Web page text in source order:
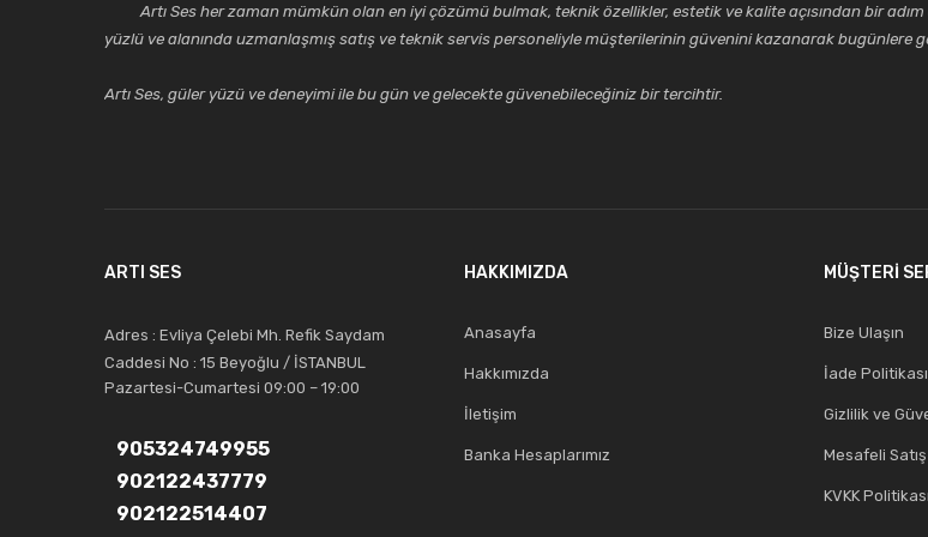
Artı Ses her zaman mümkün olan en iyi çözümü bulmak, teknik özellikler, estetik ve kalite açısından bir adım
yüzlü ve alanında uzmanlaşmış satış ve teknik servis personeliyle müşterilerinin güvenini kazanarak bugünlere
Artı Ses, güler yüzü ve deneyimi ile bu gün ve gelecekte güvenebileceğiniz bir tercihtir.
ARTI SES
Adres : Evliya Çelebi Mh. Refik Saydam
Caddesi No : 15 Beyoğlu / İSTANBUL
Pazartesi-Cumartesi 09:00 – 19:00
905324749955
902122437779
902122514407
HAKKIMIZDA
Anasayfa
Hakkımızda
İletişim
Banka Hesaplarımız
MÜŞTERİ
Bize Ulaşın
İade Politikası
Gizlilik ve
Mesafeli
KVKK Politikası